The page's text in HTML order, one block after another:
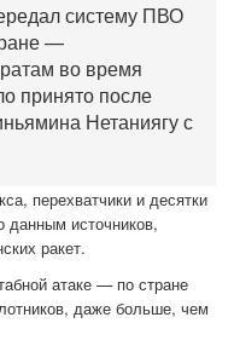
систему ПВО
—
во время
принято после
Нетаниягу с
перехватчики и десятки
данным источников,
ракет.
атаке — по стране
даже больше, чем